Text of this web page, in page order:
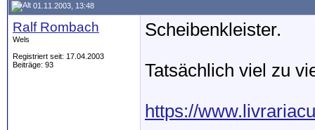
01.11.2003, 13:48
Ralf Rombach
Wels
Registriert seit: 17.04.2003
Beiträge: 93
Scheibenkleister.
Tatsächlich viel zu
https://